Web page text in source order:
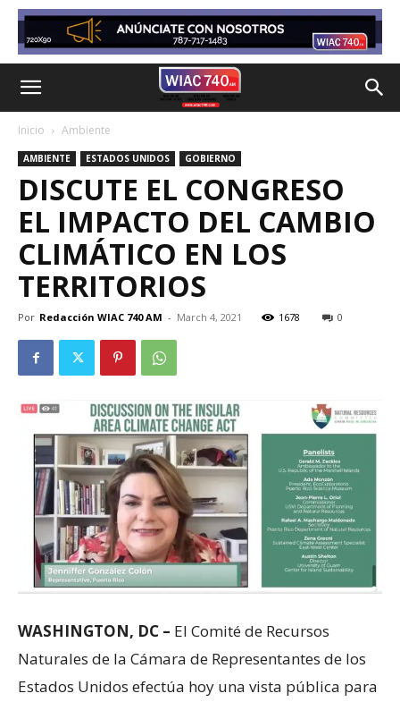
Inicio Ambiente
AMBIENTE ESTADOS UNIDOS GOBIERNO
DISCUTE EL CONGRESO
EL IMPACTO DEL CAMBIO
CLIMÁTICO EN LOS
TERRITORIOS
Por Redacción WIAC 740 AM - March 4, 2021 1678 0
WASHINGTON, DC – El Comité de Recursos
Naturales de la Cámara de Representantes de los
Estados Unidos efectúa hoy una vista pública para